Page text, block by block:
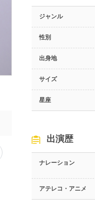
ジャンル
性別
出身地
サイズ
星座
出演歴
ナレーション
アテレコ・アニメ